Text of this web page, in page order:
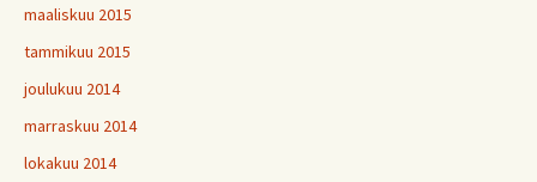
maaliskuu 2015
tammikuu 2015
joulukuu 2014
marraskuu 2014
lokakuu 2014